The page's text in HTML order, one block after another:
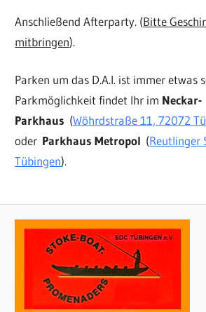
Anschließend Afterparty. (Bitte
mitbringen).
Parken um das D.A.I. ist immer etwas
Parkmöglichkeit findet Ihr im Neckar-
Parkhaus (Wöhrdstraße 11, 72072
oder Parkhaus Metropol (Reutlinger
Tübingen).